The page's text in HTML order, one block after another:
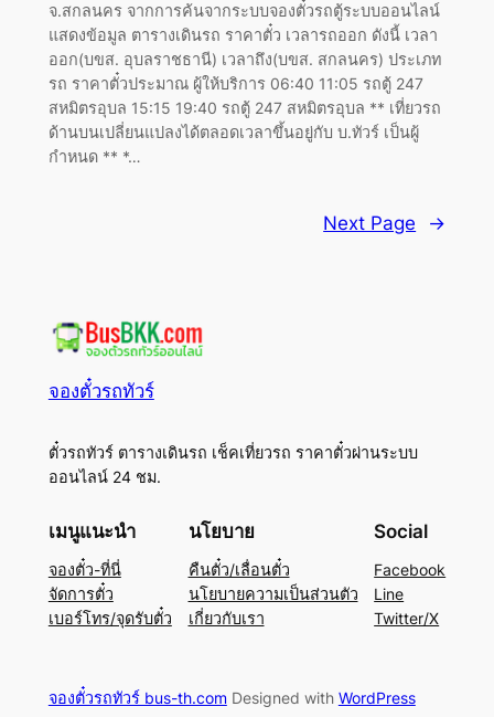
จ.สกลนคร จากการค้นจากระบบจองตั๋วรถตู้ระบบออนไลน์
แสดงข้อมูล ตารางเดินรถ ราคาตั๋ว เวลารถออก ดังนี้ เวลา
ออก(บขส. อุบลราชธานี) เวลาถึง(บขส. สกลนคร) ประเภท
รถ ราคาตั๋วประมาณ ผู้ให้บริการ 06:40 11:05 รถตู้ 247
สหมิตรอุบล 15:15 19:40 รถตู้ 247 สหมิตรอุบล ** เที่ยวรถ
ด้านบนเปลี่ยนแปลงได้ตลอดเวลาขึ้นอยู่กับ บ.ทัวร์ เป็นผู้
กำหนด ** *…
Next Page →
จองตั๋วรถทัวร์
ตั๋วรถทัวร์ ตารางเดินรถ เช็คเที่ยวรถ ราคาตั๋วผ่านระบบ
ออนไลน์ 24 ชม.
เมนูแนะนำ
จองตั๋ว-ที่นี่
จัดการตั๋ว
เบอร์โทร/จุดรับตั๋ว
นโยบาย
คืนตั๋ว/เลื่อนตั๋ว
นโยบายความเป็นส่วนตัว
เกี่ยวกับเรา
Social
Facebook
Line
Twitter/X
จองตั๋วรถทัวร์ bus-th.comDesigned with WordPress